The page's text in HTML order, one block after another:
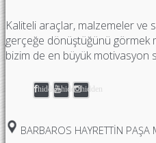
Kaliteli araçlar, malzemeler ve
gerçeğe dönüştüğünü görmek
bizim de en büyük motivasyon
hidden hiddenhidden
BARBAROS HAYRETTIN